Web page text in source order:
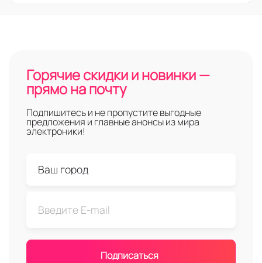
Горячие скидки и новинки —
прямо на почту
Подпишитесь и не пропустите выгодные
предложения и главные анонсы из мира
электроники!
Подписаться